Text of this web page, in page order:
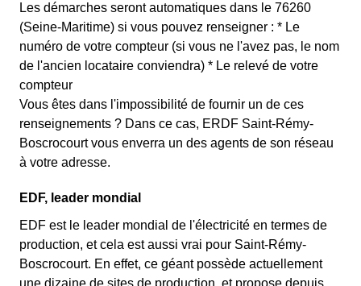
Les démarches seront automatiques dans le 76260
(Seine-Maritime) si vous pouvez renseigner : * Le
numéro de votre compteur (si vous ne l'avez pas, le nom
de l'ancien locataire conviendra) * Le relevé de votre
compteur
Vous êtes dans l'impossibilité de fournir un de ces
renseignements ? Dans ce cas, ERDF Saint-Rémy-
Boscrocourt vous enverra un des agents de son réseau
à votre adresse.
EDF, leader mondial
EDF est le leader mondial de l'électricité en termes de
production, et cela est aussi vrai pour Saint-Rémy-
Boscrocourt. En effet, ce géant possède actuellement
une dizaine de sites de production, et propose depuis